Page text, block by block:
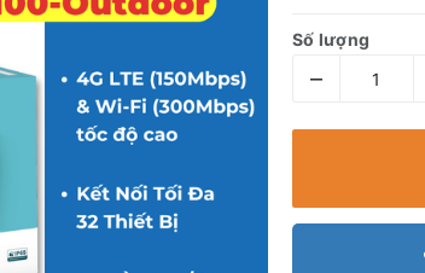
Số lượng
–